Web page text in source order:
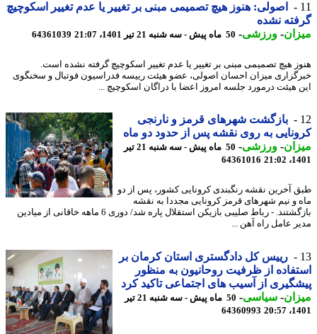
اصولی: هنوز هیچ تصمیمی مبنی بر تغییر یا عدم تغییر اسکوچیچ
نشده
- ورزشی-50 ماه پیش - سه شنبه 21 تیر 1401، 21:07 64361039
هیچ تصمیمی مبنی بر تغییر یا عدم تغییر اسکوچیچ گرفته نشده است.
میزان احسان اصولی، عضو هیئت رییسه فدراسیون فوتبال و سخنگوی
هیئت درمورد جلسه امروز اعضا با دراگان اسکوچیچ ...
بازگشت شهرهای قرمز و نارنجی
به روی نقشه پس از حدود دو ماه
- ورزشی-
50 ماه پیش - سه شنبه 21 تیر
64361016
آخرین نقشه رنگبندی کرونایی کشور، پس از دو
و نیم شهرهای قرمز کرونایی مجددا به نقشه
بازگشتند. - رباط صلیبی بازیکن استقلال پاره شد/ دوری 6 ماهه خاقانی از میادین
عامل راه آهن ...
رییس کل دادگستری استان کرمان بر
از ظرفیت روحانیون به منظور
از آسیب های اجتماعی تاکید کرد
- سیاسی-
50 ماه پیش - سه شنبه 21 تیر
64360993